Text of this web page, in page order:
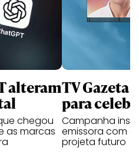
alteram
chegou
as marcas
TV Gazeta
para
Campanha
emissora com
projeta futuro